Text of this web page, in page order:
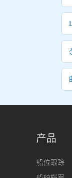
产品
船位跟踪